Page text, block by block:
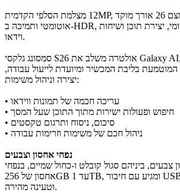
מצלמת הסלפי הקדמית ‎12MP‎, אורך מוקד ‎26‎ מ״מ, צמצם ƒ/2.2, מיקוד
אוטומטי ותמיכה ב-HDR, מותאמת לצילום יומיומי, יצירת תוכן ושיחות
וידאו.
סמסונג גלקסי S26 אולטרה משלב את Galaxy AI, מערכת בינה
בליבת המכשיר ומיועדת לייעול עבודה,
יצירה וניהול משימות:
• עריכה חכמה של תמונות ווידאו
• חיפוש ופעולות ישירות מתוך התוכן שעל המסך
• סיכום, ניסוח ותרגום טקסטים
• ניהול חכם של משימות וזרימות עבודה
נפחי אחסון וצבעים
צבעים, ביניהם סגול קובלט ו-כחול שמיים, בנפחי
אחסון של 256GB עד 1TB, ומגיע עם חיבור USB-C להעברת נתונים
וטעינה מהירה.